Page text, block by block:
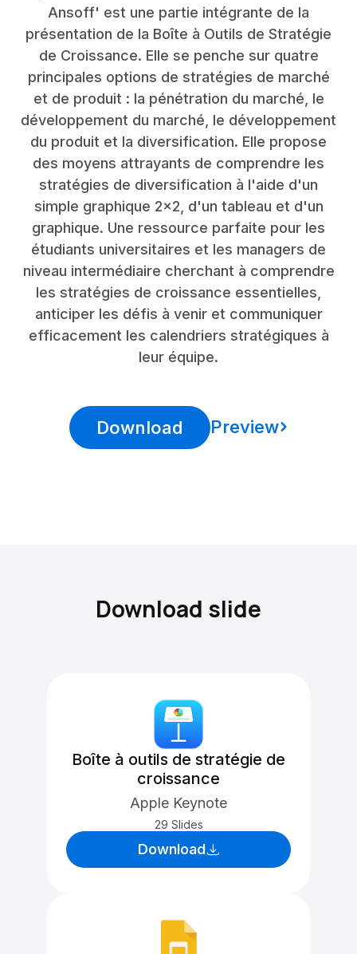
Ansoff' est une partie intégrante de la
présentation de la Boîte à Outils de Stratégie
de Croissance. Elle se penche sur quatre
principales options de stratégies de marché
et de produit : la pénétration du marché, le
développement du marché, le développement
du produit et la diversification. Elle propose
des moyens attrayants de comprendre les
stratégies de diversification à l'aide d'un
simple graphique 2x2, d'un tableau et d'un
graphique. Une ressource parfaite pour les
étudiants universitaires et les managers de
niveau intermédiaire cherchant à comprendre
les stratégies de croissance essentielles,
anticiper les défis à venir et communiquer
efficacement les calendriers stratégiques à
leur équipe.
Download Preview
Download slide
Boîte à outils de stratégie de
croissance
Apple Keynote
29 Slides
Download